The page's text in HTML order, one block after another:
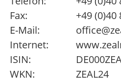
Fax:
+49 (0)40
E-Mail:
Internet:
ISIN:
WKN:
ZEAL24